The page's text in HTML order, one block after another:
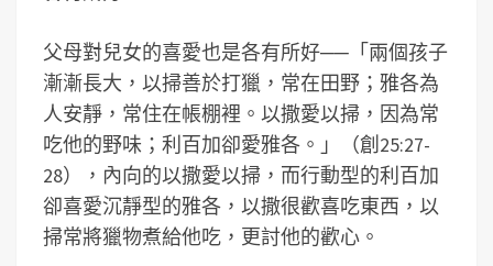
父母對兒女的喜愛也是各有所好──「兩個孩子
漸漸長大，以掃善於打獵，常在田野；雅各為
人安靜，常住在帳棚裡。以撒愛以掃，因為常
吃他的野味；利百加卻愛雅各。」（創25:27-
28），內向的以撒愛以掃，而行動型的利百加
卻喜愛沉靜型的雅各，以撒很歡喜吃東西，以
掃常將獵物煮給他吃，更討他的歡心。